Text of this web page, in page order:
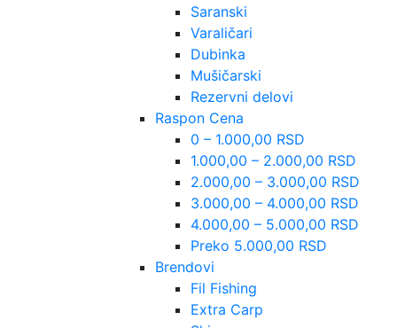
Saranski
Varaličari
Dubinka
Mušičarski
Rezervni delovi
Raspon Cena
0 – 1.000,00 RSD
1.000,00 – 2.000,00 RSD
2.000,00 – 3.000,00 RSD
3.000,00 – 4.000,00 RSD
4.000,00 – 5.000,00 RSD
Preko 5.000,00 RSD
Brendovi
Fil Fishing
Extra Carp